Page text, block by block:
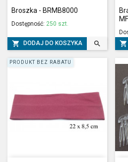
Broszka - BRMB8000
Dostępność: 250 szt.
 DODAJ DO KOSZYKA  
PRODUKT BEZ RABATU